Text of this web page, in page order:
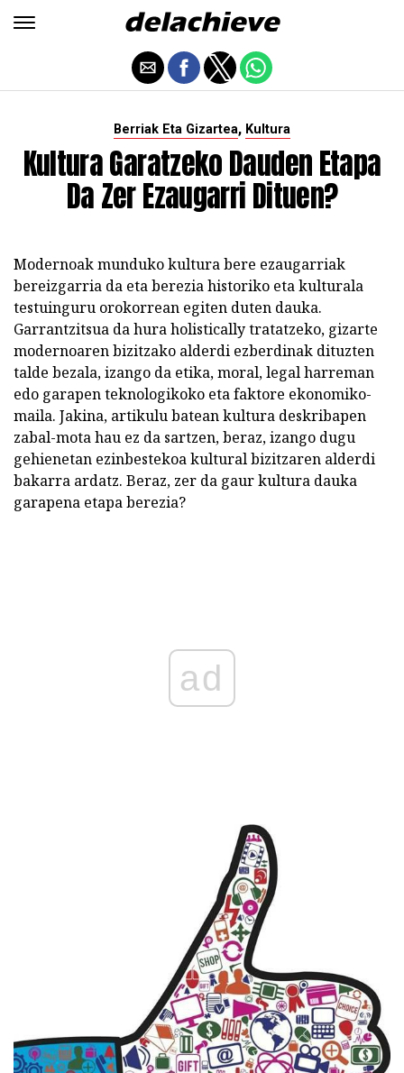
Berriak Eta Gizartea, Kultura
Kultura Garatzeko Dauden Etapa
Da Zer Ezaugarri Dituen?
Modernoak munduko kultura bere ezaugarriak
bereizgarria da eta berezia historiko eta kulturala
testuinguru orokorrean egiten duten dauka.
Garrantzitsua da hura holistically tratatzeko, gizarte
modernoaren bizitzako alderdi ezberdinak dituzten
talde bezala, izango da etika, moral, legal harreman
edo garapen teknologikoko eta faktore ekonomiko-
maila. Jakina, artikulu batean kultura deskribapen
zabal-mota hau ez da sartzen, beraz, izango dugu
gehienetan ezinbestekoa kultural bizitzaren alderdi
bakarra ardatz. Beraz, zer da gaur kultura dauka
garapena etapa berezia?
ad